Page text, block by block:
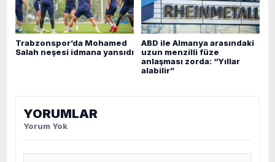
Trabzonspor’da Mohamed
Salah neşesi idmana yansıdı
ABD ile Almanya arasındaki
uzun menzilli füze
anlaşması zorda: “Yıllar
alabilir”
YORUMLAR
Yorum Yok